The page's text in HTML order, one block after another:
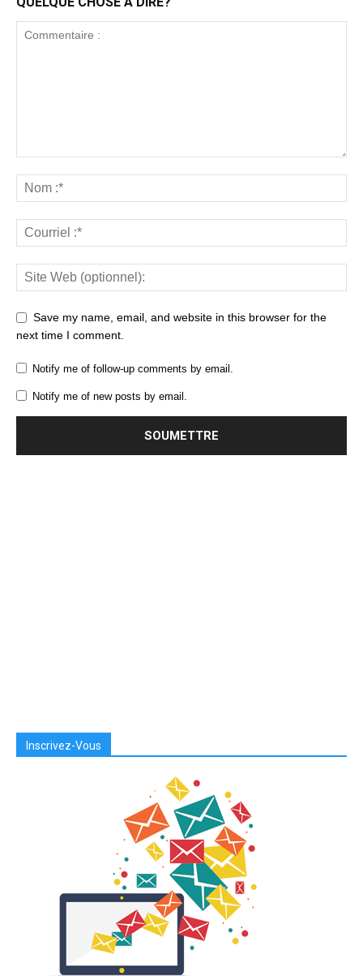
Save my name, email, and website in this browser for the
next time I comment.
Notify me of follow-up comments by email.
Notify me of new posts by email.
Inscrivez-Vous